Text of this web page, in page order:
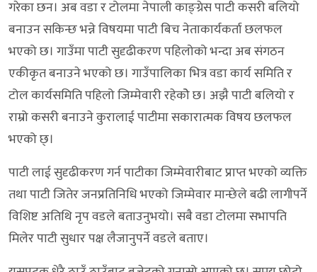
गरेका छन। अब वडा र टोलमा नेपाली काङ्ग्रेस पाटी कसरी बलियो
बनाउन सकिन्छ भन्ने विषयमा पाटी बिच नेताकार्यकर्ता छलफल
भएको छ। गाउँमा पाटी सुदृढीकरण पहिलोको भन्दा अब संगठन
एकीकृत बनाउने भएको छ। गाउँपालिका भित्र वडा कार्य समिति र
टोल कार्यसमिति पहिलो जिम्मेवारी रहेकोे छ। अझै पाटी बलियो र
राम्रो कसरी बनाउने कुरालाई पाटीमा सकारात्मक विषय छलफल
भएको छ्।
पाटी लाई सुदृढीकरण गर्न पाटीका जिम्मेवारीबाट प्राप्त भएको व्यक्ति
तथा पाटी जितेर जनप्रतिनिधि भएको जिम्मेवार मान्छेले बढी लागीपर्ने
विशिष्ट अतिथि नृप वडले बताउनुभयो। सबै वडा टोलमा सभापति
मिलेर पाटी सुधार पक्ष लैजानुपर्ने वडले बताए।